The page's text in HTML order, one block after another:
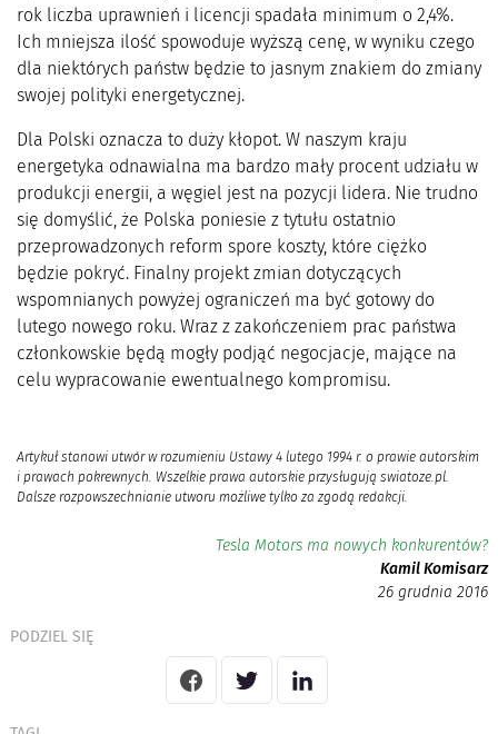
rok liczba uprawnień i licencji spadała minimum o 2,4%.
Ich mniejsza ilość spowoduje wyższą cenę, w wyniku czego
dla niektórych państw będzie to jasnym znakiem do zmiany
swojej polityki energetycznej.
Dla Polski oznacza to duży kłopot. W naszym kraju
energetyka odnawialna ma bardzo mały procent udziału w
produkcji energii, a węgiel jest na pozycji lidera. Nie trudno
się domyślić, że Polska poniesie z tytułu ostatnio
przeprowadzonych reform spore koszty, które ciężko
będzie pokryć. Finalny projekt zmian dotyczących
wspomnianych powyżej ograniczeń ma być gotowy do
lutego nowego roku. Wraz z zakończeniem prac państwa
członkowskie będą mogły podjąć negocjacje, mające na
celu wypracowanie ewentualnego kompromisu.
Artykuł stanowi utwór w rozumieniu Ustawy 4 lutego 1994 r. o prawie autorskim
i prawach pokrewnych. Wszelkie prawa autorskie przysługują swiatoze.pl.
Dalsze rozpowszechnianie utworu możliwe tylko za zgodą redakcji.
Tesla Motors ma nowych konkurentów?
Kamil Komisarz
26 grudnia 2016
PODZIEL SIĘ